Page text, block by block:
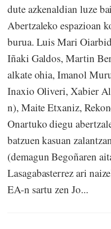
dute azkenaldian luze
Abertzaleko espazioan
burua. Luis Mari
Iñaki Galdos, Martin
alkate ohia, Imanol
Inaxio Oliveri, Xabier
n), Maite Etxaniz,
Onartuko diegu
batzuen kasuan
(demagun Begoñaren
Lasagabasterrez ari
EA-n sartu zen Jo...